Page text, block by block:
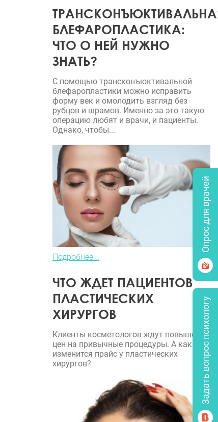
БЛЕФАРОПЛАСТИКА:
ЧТО О НЕЙ НУЖНО
ЗНАТЬ?
С помощью трансконъюктивальной
блефаропластики можно исправить
форму век и омолодить взгляд без
рубцов и шрамов. Именно за это такую
операцию любят и врачи, и пациенты.
Однако, чтобы...
Подробнее...
ЧТО ЖДЕТ ПАЦИЕНТОВ
ПЛАСТИЧЕСКИХ
ХИРУРГОВ
Клиенты косметологов ждут повышения
цен на привычные процедуры. А как
изменится прайс у пластических
хирургов?
Опрос для врачей
Задать вопрос психологу